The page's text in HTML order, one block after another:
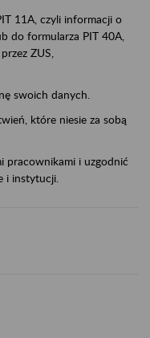
11A, czyli informacji o
do formularza PIT 40A,
ZUS,
swoich danych.
które niesie za sobą
pracownikami i uzgodnić
i instytucji.